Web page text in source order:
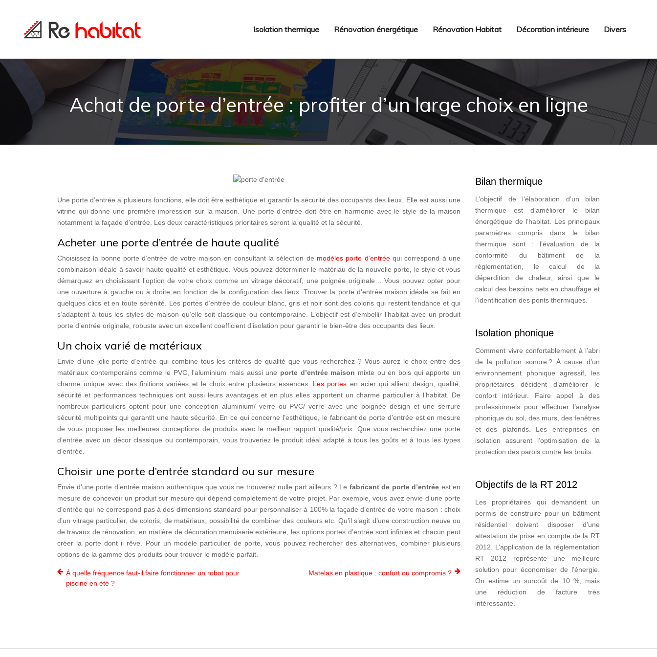
Isolation thermique Rénovation énergétique Rénovation Habitat Décoration intérieure Divers
Achat de porte d’entrée : profiter d’un large choix en ligne
Une porte d’entrée a plusieurs fonctions, elle doit être esthétique et garantir la sécurité des occupants des lieux. Elle est aussi une
vitrine qui donne une première impression sur la maison. Une porte d’entrée doit être en harmonie avec le style de la maison
notamment la façade d’entrée. Les deux caractéristiques prioritaires seront la qualité et la sécurité.
Acheter une porte d’entrée de haute qualité
Choisissez la bonne porte d’entrée de votre maison en consultant la sélection de modèles porte d’entréequi correspond à une
combinaison idéale à savoir haute qualité et esthétique. Vous pouvez déterminer le matériau de la nouvelle porte, le style et vous
démarquez en choisissant l’option de votre choix comme un vitrage décoratif, une poignée originale… Vous pouvez opter pour
une ouverture à gauche ou à droite en fonction de la configuration des lieux. Trouver la porte d’entrée maison idéale se fait en
quelques clics et en toute sérénité. Les portes d’entrée de couleur blanc, gris et noir sont des coloris qui restent tendance et qui
s’adaptent à tous les styles de maison qu’elle soit classique ou contemporaine. L’objectif est d’embellir l’habitat avec un produit
porte d’entrée originale, robuste avec un excellent coefficient d’isolation pour garantir le bien-être des occupants des lieux.
Un choix varié de matériaux
Envie d’une jolie porte d’entrée qui combine tous les critères de qualité que vous recherchez ? Vous aurez le choix entre des
matériaux contemporains comme le PVC, l’aluminium mais aussi une porte d’entrée maison mixte ou en bois qui apporte un
charme unique avec des finitions variées et le choix entre plusieurs essences. Les portes en acier qui allient design, qualité,
sécurité et performances techniques ont aussi leurs avantages et en plus elles apportent un charme particulier à l’habitat. De
nombreux particuliers optent pour une conception aluminium/ verre ou PVC/ verre avec une poignée design et une serrure
sécurité multipoints qui garantit une haute sécurité. En ce qui concerne l’esthétique, le fabricant de porte d’entrée est en mesure
de vous proposer les meilleures conceptions de produits avec le meilleur rapport qualité/prix. Que vous recherchiez une porte
d’entrée avec un décor classique ou contemporain, vous trouveriez le produit idéal adapté à tous les goûts et à tous les types
d’entrée.
Choisir une porte d’entrée standard ou sur mesure
Envie d’une porte d’entrée maison authentique que vous ne trouverez nulle part ailleurs ? Le fabricant de porte d’entrée est en
mesure de concevoir un produit sur mesure qui dépend complètement de votre projet. Par exemple, vous avez envie d’une porte
d’entrée qui ne correspond pas à des dimensions standard pour personnaliser à 100% la façade d’entrée de votre maison : choix
d’un vitrage particulier, de coloris, de matériaux, possibilité de combiner des couleurs etc. Qu’il s’agit d’une construction neuve ou
de travaux de rénovation, en matière de décoration menuiserie extérieure, les options portes d’entrée sont infinies et chacun peut
créer la porte dont il rêve. Pour un modèle particulier de porte, vous pouvez rechercher des alternatives, combiner plusieurs
options de la gamme des produits pour trouver le modèle parfait.
À quelle fréquence faut-il faire fonctionner un robot pour
piscine en été ?
Matelas en plastique : confort ou compromis ?
Bilan thermique
L’objectif de l’élaboration d’un bilan
thermique est d’améliorer le bilan
énergétique de l’habitat. Les principaux
paramètres compris dans le bilan
thermique sont : l’évaluation de la
conformité du bâtiment de la
réglementation, le calcul de la
déperdition de chaleur, ainsi que le
calcul des besoins nets en chauffage et
l’identification des ponts thermiques.
Isolation phonique
Comment vivre confortablement à l’abri
de la pollution sonore ? À cause d’un
environnement phonique agressif, les
propriétaires décident d’améliorer le
confort intérieur. Faire appel à des
professionnels pour effectuer l’analyse
phonique du sol, des murs, des fenêtres
et des plafonds. Les entreprises en
isolation assurent l’optimisation de la
protection des parois contre les bruits.
Objectifs de la RT 2012
Les propriétaires qui demandent un
permis de construire pour un bâtiment
résidentiel doivent disposer d’une
attestation de prise en compte de la RT
2012. L’application de la réglementation
RT 2012 représente une meilleure
solution pour économiser de l’énergie.
On estime un surcoût de 10 %, mais
une réduction de facture très
intéressante.